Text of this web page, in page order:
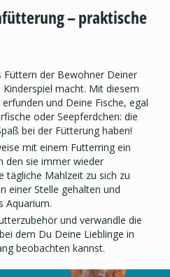
– praktische
Füttern der Bewohner Deiner
macht. Mit diesem
und Deine Fische, egal
oder Seepferdchen: die
bei der Fütterung haben!
mit einem Futterring ein
den sie immer wieder
tägliche Mahlzeit zu sich zu
einer Stelle gehalten und
Aquarium.
und verwandle die
dem Du Deine Lieblinge in
beobachten kannst.